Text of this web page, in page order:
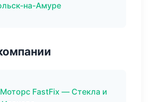
на-Амуре
Моторс FastFix — Стекла и